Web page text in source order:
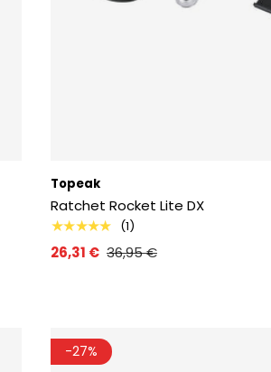
Topeak
Ratchet Rocket Lite DX
★★★★★ (1)
26,31 € 36,95 €
-27%